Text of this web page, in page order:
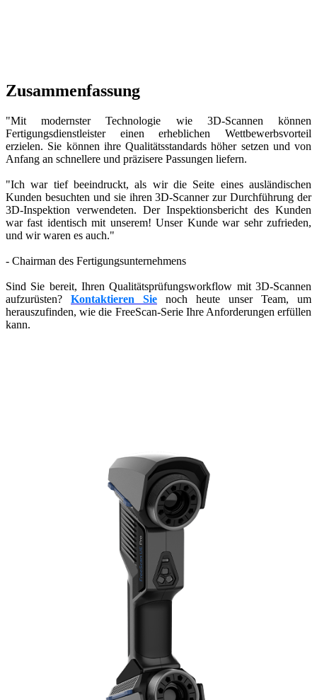
Zusammenfassung
"Mit modernster Technologie wie 3D-Scannen können
Fertigungsdienstleister einen erheblichen Wettbewerbsvorteil
erzielen. Sie können ihre Qualitätsstandards höher setzen und von
Anfang an schnellere und präzisere Passungen liefern.
"Ich war tief beeindruckt, als wir die Seite eines ausländischen
Kunden besuchten und sie ihren 3D-Scanner zur Durchführung der
3D-Inspektion verwendeten. Der Inspektionsbericht des Kunden
war fast identisch mit unserem! Unser Kunde war sehr zufrieden,
und wir waren es auch."
- Chairman des Fertigungsunternehmens
Sind Sie bereit, Ihren Qualitätsprüfungsworkflow mit 3D-Scannen
aufzurüsten? Kontaktieren Sie noch heute unser Team, um
herauszufinden, wie die FreeScan-Serie Ihre Anforderungen erfüllen
kann.